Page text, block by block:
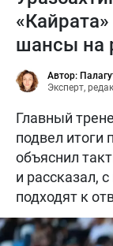
шансы на
Автор:
Эксперт,
Главный
подвел итоги
объяснил
и рассказал,
подходят к